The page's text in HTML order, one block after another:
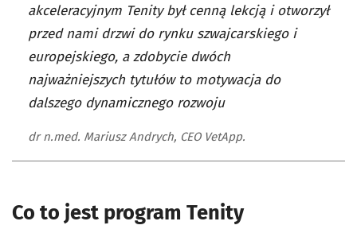
akceleracyjnym Tenity był cenną lekcją i otworzył
przed nami drzwi do rynku szwajcarskiego i
europejskiego, a zdobycie dwóch
najważniejszych tytułów to motywacja do
dalszego dynamicznego rozwoju
dr n.med. Mariusz Andrych, CEO VetApp.
Co to jest program Tenity